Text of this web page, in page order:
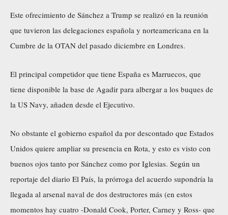
Este ofrecimiento de Sánchez a Trump se realizó en la reunión
que tuvieron las delegaciones española y norteamericana en la
Cumbre de la OTAN del pasado diciembre en Londres.
El principal competidor que tiene España es Marruecos, que
tiene disponible la base de Agadir para albergar a los buques de
la US Navy, añaden desde el Ejecutivo.
No obstante el gobierno español da por descontado que Estados
Unidos quiere ampliar su presencia en Rota, y esto es visto con
buenos ojos tanto por Sánchez como por Iglesias. Según un
reportaje del diario El País, la prórroga del acuerdo supondría la
llegada al arsenal naval de dos destructores más (en estos
momentos hay cuatro -Donald Cook, Porter, Carney y Ross- que